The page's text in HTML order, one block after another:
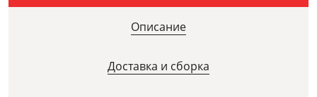
Описание
Доставка и сборка